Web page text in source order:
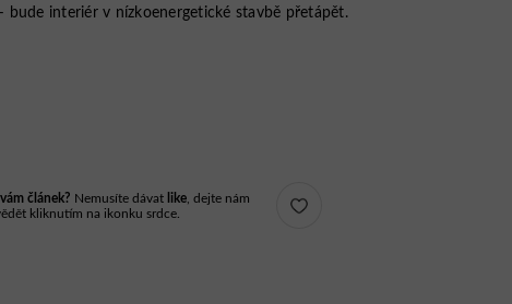
bude interiér v nízkoenergetické stavbě přetápět.
článek? Nemusíte dávat like, dejte nám
kliknutím na ikonku srdce.